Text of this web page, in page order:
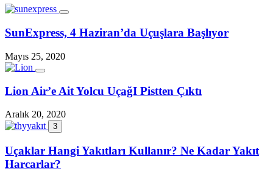
SunExpress, 4 Haziran’da Uçuşlara Başlıyor
Mayıs 25, 2020
Lion Air’e Ait Yolcu UçağI Pistten Çıktı
Aralık 20, 2020
3
Uçaklar Hangi Yakıtları Kullanır? Ne Kadar Yakıt
Harcarlar?